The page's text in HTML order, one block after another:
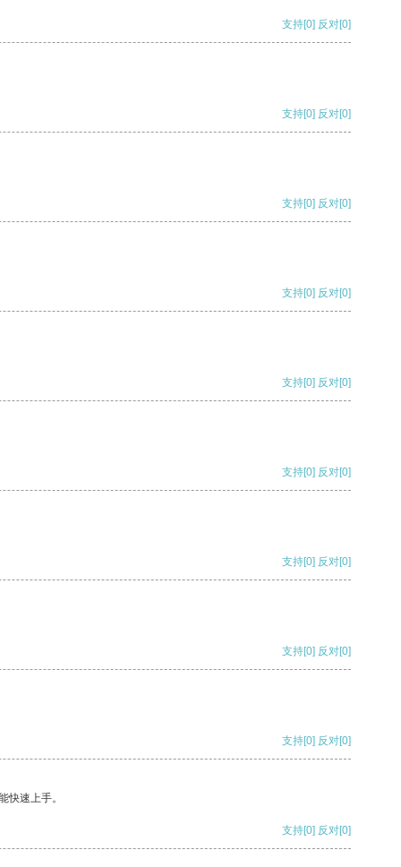
支持[0] 反对[0]
支持[0] 反对[0]
支持[0] 反对[0]
支持[0] 反对[0]
支持[0] 反对[0]
支持[0] 反对[0]
支持[0] 反对[0]
支持[0] 反对[0]
支持[0] 反对[0]
快速上手。
支持[0] 反对[0]